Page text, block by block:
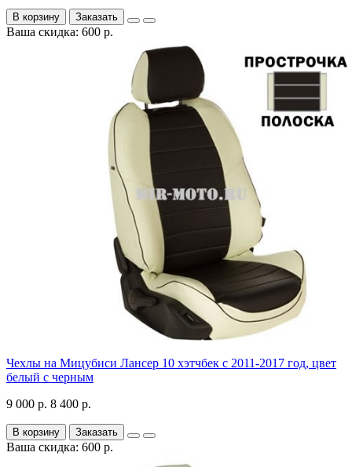
В корзину Заказать
Ваша скидка: 600 р.
Чехлы на Мицубиси Лансер 10 хэтчбек с 2011-2017 год, цвет
белый с черным
9 000 р. 8 400 р.
В корзину Заказать
Ваша скидка: 600 р.